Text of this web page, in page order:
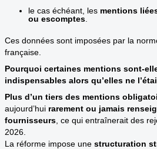
le cas échéant, les mentions
ou escomptes
Ces données sont imposées par la
française.
Pourquoi certaines mentions sont-
indispensables alors qu’elles ne
Plus d’un tiers des mentions
aujourd’hui rarement ou jamais
fournisseurs , ce qui entraînerait des
2026.
La réforme impose une structuration